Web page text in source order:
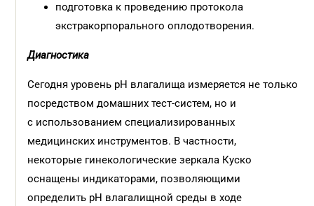
подготовка к проведению протокола
экстракорпорального оплодотворения.
Диагностика
Сегодня уровень рН влагалища измеряется не только
посредством домашних тест-систем, но и
с использованием специализированных
медицинских инструментов. В частности,
некоторые гинекологические зеркала Куско
оснащены индикаторами, позволяющими
определить рН влагалищной среды в ходе